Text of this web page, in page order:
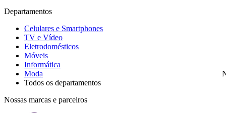
Departamentos
Celulares e Smartphones
TV e Vídeo
Eletrodomésticos
Móveis
Informática
Moda
Todos os departamentos
Nossas marcas e parceiros